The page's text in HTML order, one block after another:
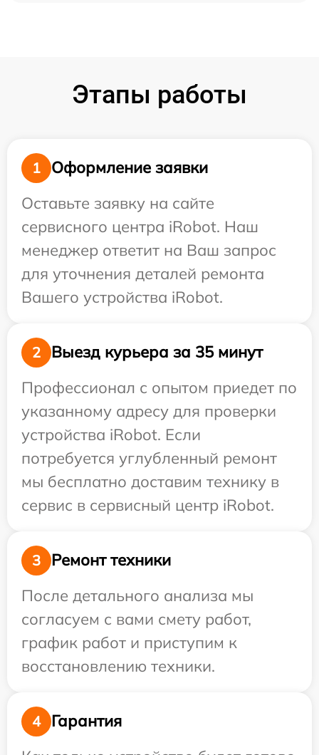
Этапы работы
1
Оформление заявки
Оставьте заявку на сайте
сервисного центра iRobot. Наш
менеджер ответит на Ваш запрос
для уточнения деталей ремонта
Вашего устройства iRobot.
2
Выезд курьера за 35 минут
Профессионал с опытом приедет по
указанному адресу для проверки
устройства iRobot. Если
потребуется углубленный ремонт
мы бесплатно доставим технику в
сервис в сервисный центр iRobot.
3
Ремонт техники
После детального анализа мы
согласуем с вами смету работ,
график работ и приступим к
восстановлению техники.
4
Гарантия